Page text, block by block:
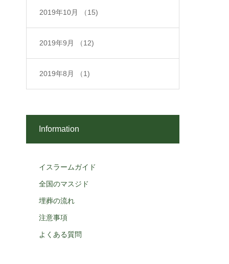
2019年10月 （15)
2019年9月 （12)
2019年8月 （1)
Information
イスラームガイド
全国のマスジド
埋葬の流れ
注意事項
よくある質問